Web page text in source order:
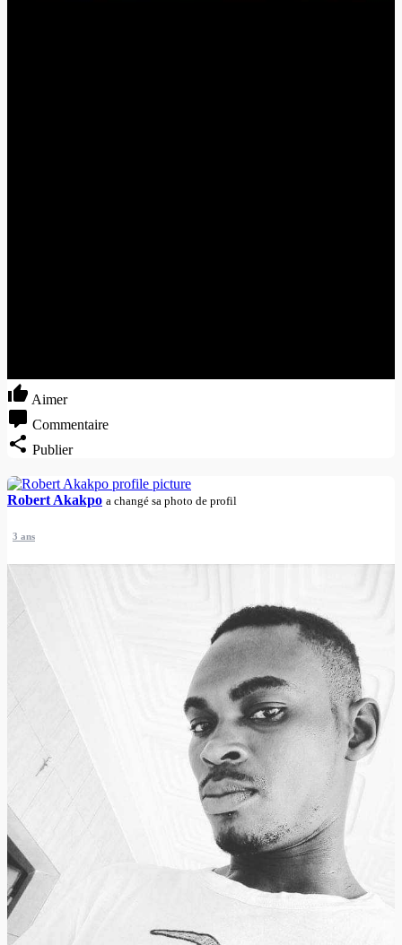
Aimer
Commentaire
Publier
Robert Akakpo a changé sa photo de profil
3 ans